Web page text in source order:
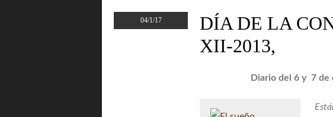
04/1/17
DÍA DE LA
XII-2013,
Diario del 6 y 7 de